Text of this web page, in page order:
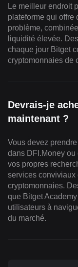
Le meilleur endroit
plateforme qui offre
problème,
liquidité élevée.
chaque jour Bitget
cryptomonnaies de
Devrais-je
maintenant ?
Vous devez
dans DFI.Money ou
vos propres
services conviviaux
cryptomonnaies.
que Bitget
utilisateurs à
du marché.